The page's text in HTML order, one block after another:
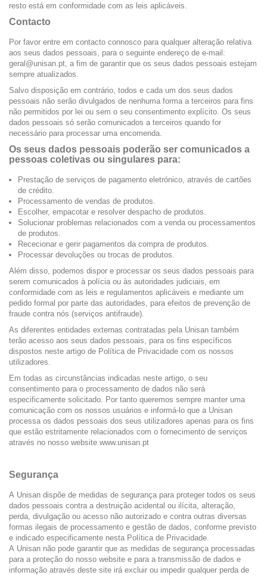
resto está em conformidade com as leis aplicáveis.
Contacto
Por favor entre em contacto connosco para qualquer alteração relativa
aos seus dados pessoais, para o seguinte endereço de e-mail:
geral@unisan.pt, a fim de garantir que os seus dados pessoais estejam
sempre atualizados.
Salvo disposição em contrário, todos e cada um dos seus dados
pessoais não serão divulgados de nenhuma forma a terceiros para fins
não permitidos por lei ou sem o seu consentimento explícito. Os seus
dados pessoais só serão comunicados a terceiros quando for
necessário para processar uma encomenda.
Os seus dados pessoais poderão ser comunicados a
pessoas coletivas ou singulares para:
Prestação de serviços de pagamento eletrónico, através de cartões
de crédito.
Processamento de vendas de produtos.
Escolher, empacotar e resolver despacho de produtos.
Solucionar problemas relacionados com a venda ou processamentos
de produtos.
Rececionar e gerir pagamentos da compra de produtos.
Processar devoluções ou trocas de produtos.
Além disso, podemos dispor e processar os seus dados pessoais para
serem comunicados à polícia ou às autoridades judiciais, em
conformidade com as leis e regulamentos aplicáveis e mediante um
pedido formal por parte das autoridades, para efeitos de prevenção de
fraude contra nós (serviços antifraude).
As diferentes entidades externas contratadas pela Unisan também
terão acesso aos seus dados pessoais, para os fins específicos
dispostos neste artigo de Política de Privacidade com os nossos
utilizadores.
Em todas as circunstâncias indicadas neste artigo, o seu
consentimento para o processamento de dados não será
especificamente solicitado. Por tanto queremos sempre manter uma
comunicação com os nossos usuários e informá-lo que a Unisan
processa os dados pessoais dos seus utilizadores apenas para os fins
que estão estritamente relacionados com o fornecimento de serviços
através no nosso website www.unisan.pt
Segurança
A Unisan dispõe de medidas de segurança para proteger todos os seus
dados pessoais contra a destruição acidental ou ilícita, alteração,
perda, divulgação ou acesso não autorizado e contra outras diversas
formas ilegais de processamento e gestão de dados, conforme previsto
e indicado especificamente nesta Política de Privacidade.
A Unisan não pode garantir que as medidas de segurança processadas
para a proteção do nosso website e para a transmissão de dados e
informação através deste site irá excluir ou impedir qualquer perda de